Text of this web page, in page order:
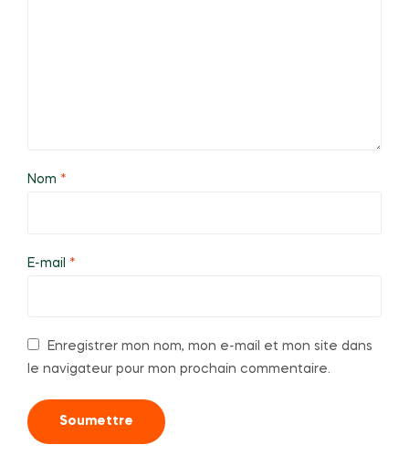
Nom *
E-mail *
Enregistrer mon nom, mon e-mail et mon site dans
le navigateur pour mon prochain commentaire.